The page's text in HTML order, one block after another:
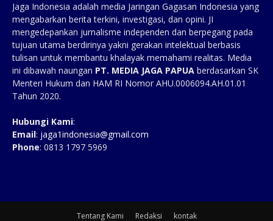
Jaga Indonesia adalah media Jaringan Gagasan Indonesia yang
mengabarkan berita terkini, investigasi, dan opini. JI
mengedepankan jurnalisme independen dan berpegang pada
tujuan utama berdirinya yakni gerakan intelektual berbasis
tulisan untuk membantu khalayak memahami realitas. Media
ini dibawah naungan PT. MEDIA JAGA PAPUA berdasarkan SK
Menteri Hukum dan HAM RI Nomor AHU.0006094.AH.01.01
Tahun 2020.
Hubungi Kami:
Email: jaga1indonesia@gmail.com
Phone: 0813 1797 5969
Tentang Kami Redaksi kontak